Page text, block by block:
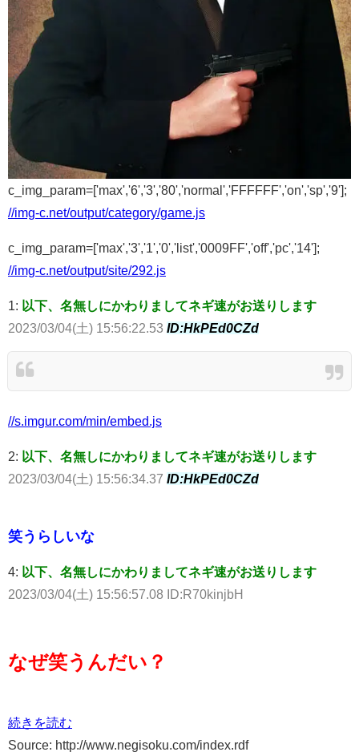
c_img_param=['max','6','3','80','normal','FFFFFF','on','sp','9'];
//img-c.net/output/category/game.js
c_img_param=['max','3','1','0','list','0009FF','off','pc','14'];
//img-c.net/output/site/292.js
1: 以下、名無しにかわりましてネギ速がお送りします
2023/03/04(土) 15:56:22.53 ID:HkPEd0CZd
//s.imgur.com/min/embed.js
2: 以下、名無しにかわりましてネギ速がお送りします
2023/03/04(土) 15:56:34.37 ID:HkPEd0CZd
笑うらしいな
4: 以下、名無しにかわりましてネギ速がお送りします
2023/03/04(土) 15:56:57.08 ID:R70kinjbH
なぜ笑うんだい？
続きを読む
Source: http://www.negisoku.com/index.rdf